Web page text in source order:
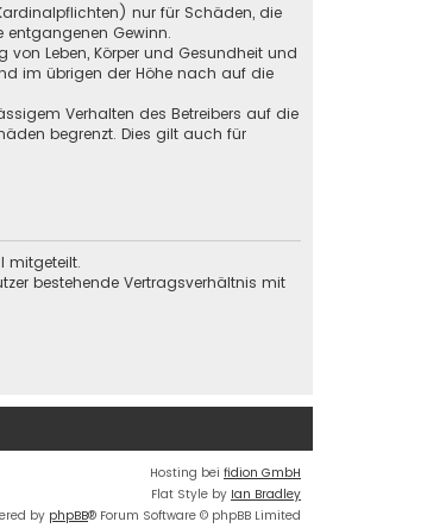
nur für Schäden, die
entgangenen Gewinn.
Leben, Körper und Gesundheit und
im übrigen der Höhe nach auf die
Verhalten des Betreibers auf die
begrenzt. Dies gilt auch für
mitgeteilt.
bestehende Vertragsverhältnis mit
Hosting bei fidion GmbH
Flat Style by Ian Bradley
by phpBB® Forum Software © phpBB Limited